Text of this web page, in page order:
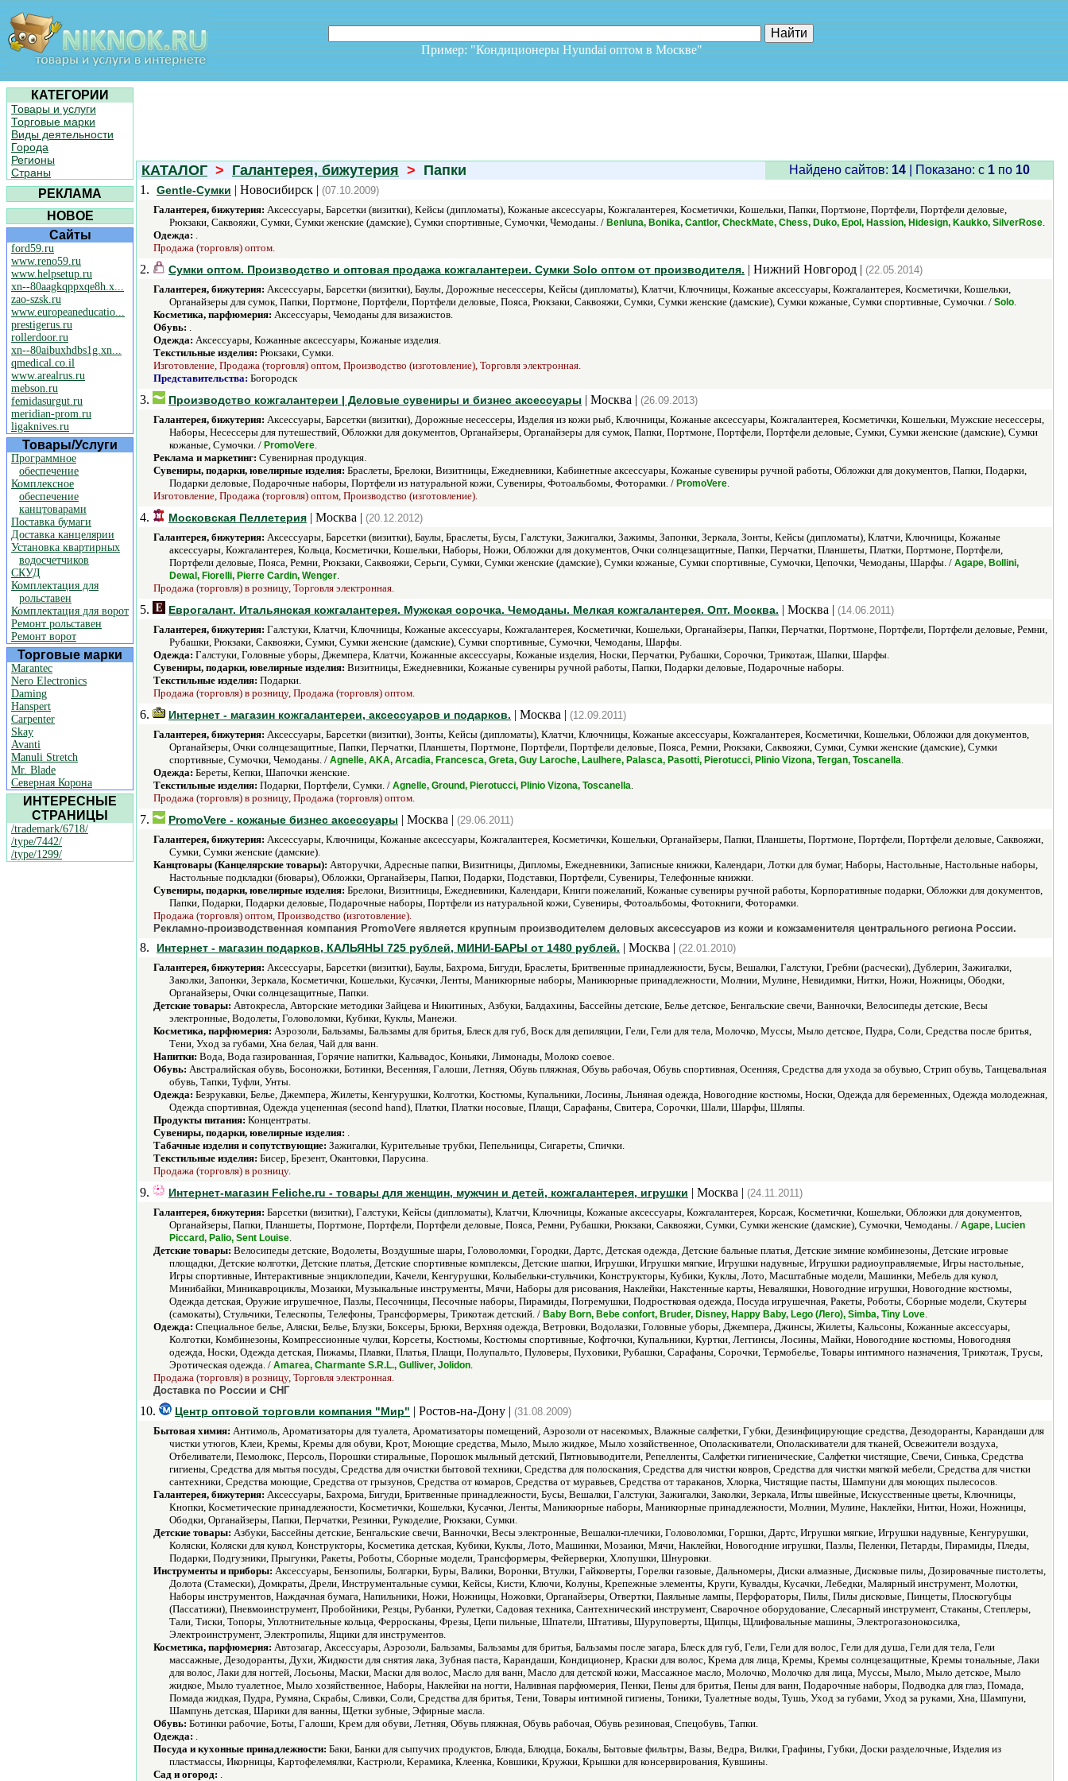
Пример: "Кондиционеры Hyundai оптом в Москве"
КАТЕГОРИИ
Товары и услуги
Торговые марки
Виды деятельности
Города
Регионы
Страны
РЕКЛАМА
НОВОЕ
Сайты
ford59.ru
www.reno59.ru
www.helpsetup.ru
xn--80aagkqppxqe8h.x...
zao-szsk.ru
www.europeaneducatio...
prestigerus.ru
rollerdoor.ru
xn--80aibuxhdbs1g.xn...
qmedical.co.il
www.arealrus.ru
mebson.ru
femidasurgut.ru
meridian-prom.ru
ligaknives.ru
Товары/Услуги
Программное
обеспечение
Комплексное
обеспечение
канцтоварами
Поставка бумаги
Доставка канцелярии
Установка квартирных
водосчетчиков
СКУД
Комплектация для
рольставен
Комплектация для ворот
Ремонт рольставен
Ремонт ворот
Торговые марки
Marantec
Nero Electronics
Daming
Hanspert
Carpenter
Skay
Avanti
Manuli Stretch
Mr. Blade
Северная Корона
ИНТЕРЕСНЫЕ
СТРАНИЦЫ
/trademark/6718/
/type/7442/
/type/1299/
КАТАЛОГ > Галантерея, бижутерия > Папки Найдено сайтов: 14| Показано: c 1по 10
1.
Gentle-Сумки | Новосибирск | (07.10.2009)
Галантерея, бижутерия: Аксессуары, Барсетки (визитки), Кейсы (дипломаты), Кожаные аксессуары, Кожгалантерея, Косметички, Кошельки, Папки, Портмоне, Портфели, Портфели деловые,
Рюкзаки, Саквояжи, Сумки, Сумки женские (дамские), Сумки спортивные, Сумочки, Чемоданы. / Benluna, Bonika, Cantlor, CheckMate, Chess, Duko, Epol, Hassion, Hidesign, Kaukko, SilverRose.
Одежда: .
Продажа (торговля) оптом.
2. Сумки оптом. Производство и оптовая продажа кожгалантереи. Сумки Solo оптом от производителя. | Нижний Новгород | (22.05.2014)
Галантерея, бижутерия: Аксессуары, Барсетки (визитки), Баулы, Дорожные несессеры, Кейсы (дипломаты), Клатчи, Ключницы, Кожаные аксессуары, Кожгалантерея, Косметички, Кошельки,
Органайзеры для сумок, Папки, Портмоне, Портфели, Портфели деловые, Пояса, Рюкзаки, Саквояжи, Сумки, Сумки женские (дамские), Сумки кожаные, Сумки спортивные, Сумочки. / Solo.
Косметика, парфюмерия: Аксессуары, Чемоданы для визажистов.
Обувь: .
Одежда: Аксессуары, Кожанные аксессуары, Кожаные изделия.
Текстильные изделия: Рюкзаки, Сумки.
Изготовление, Продажа (торговля) оптом, Производство (изготовление), Торговля электронная.
Представительства: Богородск
3. Производство кожгалантереи | Деловые сувениры и бизнес аксессуары | Москва | (26.09.2013)
Галантерея, бижутерия: Аксессуары, Барсетки (визитки), Дорожные несессеры, Изделия из кожи рыб, Ключницы, Кожаные аксессуары, Кожгалантерея, Косметички, Кошельки, Мужские несессеры,
Наборы, Несессеры для путешествий, Обложки для документов, Органайзеры, Органайзеры для сумок, Папки, Портмоне, Портфели, Портфели деловые, Сумки, Сумки женские (дамские), Сумки
кожаные, Сумочки. / PromoVere.
Реклама и маркетинг: Сувенирная продукция.
Сувениры, подарки, ювелирные изделия: Браслеты, Брелоки, Визитницы, Ежедневники, Кабинетные аксессуары, Кожаные сувениры ручной работы, Обложки для документов, Папки, Подарки,
Подарки деловые, Подарочные наборы, Портфели из натуральной кожи, Сувениры, Фотоальбомы, Фоторамки. / PromoVere.
Изготовление, Продажа (торговля) оптом, Производство (изготовление).
4. Московская Пеллетерия | Москва | (20.12.2012)
Галантерея, бижутерия: Аксессуары, Барсетки (визитки), Баулы, Браслеты, Бусы, Галстуки, Зажигалки, Зажимы, Запонки, Зеркала, Зонты, Кейсы (дипломаты), Клатчи, Ключницы, Кожаные
аксессуары, Кожгалантерея, Кольца, Косметички, Кошельки, Наборы, Ножи, Обложки для документов, Очки солнцезащитные, Папки, Перчатки, Планшеты, Платки, Портмоне, Портфели,
Портфели деловые, Пояса, Ремни, Рюкзаки, Саквояжи, Серьги, Сумки, Сумки женские (дамские), Сумки кожаные, Сумки спортивные, Сумочки, Цепочки, Чемоданы, Шарфы. / Agape, Bollini,
Dewal, Fiorelli, Pierre Cardin, Wenger.
Продажа (торговля) в розницу, Торговля электронная.
5. Еврогалант. Итальянская кожгалантерея. Мужская сорочка. Чемоданы. Мелкая кожгалантерея. Опт. Москва. | Москва | (14.06.2011)
Галантерея, бижутерия: Галстуки, Клатчи, Ключницы, Кожаные аксессуары, Кожгалантерея, Косметички, Кошельки, Органайзеры, Папки, Перчатки, Портмоне, Портфели, Портфели деловые, Ремни,
Рубашки, Рюкзаки, Саквояжи, Сумки, Сумки женские (дамские), Сумки спортивные, Сумочки, Чемоданы, Шарфы.
Одежда: Галстуки, Головные уборы, Джемпера, Клатчи, Кожанные аксессуары, Кожаные изделия, Носки, Перчатки, Рубашки, Сорочки, Трикотаж, Шапки, Шарфы.
Сувениры, подарки, ювелирные изделия: Визитницы, Ежедневники, Кожаные сувениры ручной работы, Папки, Подарки деловые, Подарочные наборы.
Текстильные изделия: Подарки.
Продажа (торговля) в розницу, Продажа (торговля) оптом.
6. Интернет - магазин кожгалантереи, аксессуаров и подарков. | Москва | (12.09.2011)
Галантерея, бижутерия: Аксессуары, Барсетки (визитки), Зонты, Кейсы (дипломаты), Клатчи, Ключницы, Кожаные аксессуары, Кожгалантерея, Косметички, Кошельки, Обложки для документов,
Органайзеры, Очки солнцезащитные, Папки, Перчатки, Планшеты, Портмоне, Портфели, Портфели деловые, Пояса, Ремни, Рюкзаки, Саквояжи, Сумки, Сумки женские (дамские), Сумки
спортивные, Сумочки, Чемоданы. / Agnelle, AKA, Arcadia, Francesca, Greta, Guy Laroche, Laulhere, Palasca, Pasotti, Pierotucci, Plinio Vizona, Tergan, Toscanella.
Одежда: Береты, Кепки, Шапочки женские.
Текстильные изделия: Подарки, Портфели, Сумки. / Agnelle, Ground, Pierotucci, Plinio Vizona, Toscanella.
Продажа (торговля) в розницу, Продажа (торговля) оптом.
7. PromoVere - кожаные бизнес аксессуары | Москва | (29.06.2011)
Галантерея, бижутерия: Аксессуары, Ключницы, Кожаные аксессуары, Кожгалантерея, Косметички, Кошельки, Органайзеры, Папки, Планшеты, Портмоне, Портфели, Портфели деловые, Саквояжи,
Сумки, Сумки женские (дамские).
Канцтовары (Канцелярские товары): Авторучки, Адресные папки, Визитницы, Дипломы, Ежедневники, Записные книжки, Календари, Лотки для бумаг, Наборы, Настольные, Настольные наборы,
Настольные подкладки (бювары), Обложки, Органайзеры, Папки, Подарки, Подставки, Портфели, Сувениры, Телефонные книжки.
Сувениры, подарки, ювелирные изделия: Брелоки, Визитницы, Ежедневники, Календари, Книги пожеланий, Кожаные сувениры ручной работы, Корпоративные подарки, Обложки для документов,
Папки, Подарки, Подарки деловые, Подарочные наборы, Портфели из натуральной кожи, Сувениры, Фотоальбомы, Фотокниги, Фоторамки.
Продажа (торговля) оптом, Производство (изготовление).
Рекламно-производственная компания PromoVere является крупным производителем деловых аксессуаров из кожи и кожзаменителя центрального региона России.
8. Интернет - магазин подарков, КАЛЬЯНЫ 725 рублей, МИНИ-БАРЫ от 1480 рублей. | Москва | (22.01.2010)
Галантерея, бижутерия: Аксессуары, Барсетки (визитки), Баулы, Бахрома, Бигуди, Браслеты, Бритвенные принадлежности, Бусы, Вешалки, Галстуки, Гребни (расчески), Дублерин, Зажигалки,
Заколки, Запонки, Зеркала, Косметички, Кошельки, Кусачки, Ленты, Маникюрные наборы, Маникюрные принадлежности, Молнии, Мулине, Невидимки, Нитки, Ножи, Ножницы, Ободки,
Органайзеры, Очки солнцезащитные, Папки.
Детские товары: Автокресла, Авторские методики Зайцева и Никитиных, Азбуки, Балдахины, Бассейны детские, Белье детское, Бенгальские свечи, Ванночки, Велосипеды детские, Весы
электронные, Водолеты, Головоломки, Кубики, Куклы, Манежи.
Косметика, парфюмерия: Аэрозоли, Бальзамы, Бальзамы для бритья, Блеск для губ, Воск для депиляции, Гели, Гели для тела, Молочко, Муссы, Мыло детское, Пудра, Соли, Средства после бритья,
Тени, Уход за губами, Хна белая, Чай для ванн.
Напитки: Вода, Вода газированная, Горячие напитки, Кальвадос, Коньяки, Лимонады, Молоко соевое.
Обувь: Австралийская обувь, Босоножки, Ботинки, Весенняя, Галоши, Летняя, Обувь пляжная, Обувь рабочая, Обувь спортивная, Осенняя, Средства для ухода за обувью, Стрип обувь, Танцевальная
обувь, Тапки, Туфли, Унты.
Одежда: Безрукавки, Белье, Джемпера, Жилеты, Кенгурушки, Колготки, Костюмы, Купальники, Лосины, Льняная одежда, Новогодние костюмы, Носки, Одежда для беременных, Одежда молодежная,
Одежда спортивная, Одежда уцененная (second hand), Платки, Платки носовые, Плащи, Сарафаны, Свитера, Сорочки, Шали, Шарфы, Шляпы.
Продукты питания: Концентраты.
Сувениры, подарки, ювелирные изделия: .
Табачные изделия и сопутствующие: Зажигалки, Курительные трубки, Пепельницы, Сигареты, Спички.
Текстильные изделия: Бисер, Брезент, Окантовки, Парусина.
Продажа (торговля) в розницу.
9. Интернет-магазин Feliche.ru - товары для женщин, мужчин и детей, кожгалантерея, игрушки | Москва | (24.11.2011)
Галантерея, бижутерия: Барсетки (визитки), Галстуки, Кейсы (дипломаты), Клатчи, Ключницы, Кожаные аксессуары, Кожгалантерея, Корсаж, Косметички, Кошельки, Обложки для документов,
Органайзеры, Папки, Планшеты, Портмоне, Портфели, Портфели деловые, Пояса, Ремни, Рубашки, Рюкзаки, Саквояжи, Сумки, Сумки женские (дамские), Сумочки, Чемоданы. / Agape, Lucien
Piccard, Palio, Sent Louise.
Детские товары: Велосипеды детские, Водолеты, Воздушные шары, Головоломки, Городки, Дартс, Детская одежда, Детские бальные платья, Детские зимние комбинезоны, Детские игровые
площадки, Детские колготки, Детские платья, Детские спортивные комплексы, Детские шапки, Игрушки, Игрушки мягкие, Игрушки надувные, Игрушки радиоуправляемые, Игры настольные,
Игры спортивные, Интерактивные энциклопедии, Качели, Кенгурушки, Колыбельки-стульчики, Конструкторы, Кубики, Куклы, Лото, Масштабные модели, Машинки, Мебель для кукол,
Минибайки, Миникавроциклы, Мозаики, Музыкальные инструменты, Мячи, Наборы для рисования, Наклейки, Накстенные карты, Неваляшки, Новогодние игрушки, Новогодние костюмы,
Одежда детская, Оружие игрушечное, Пазлы, Песочницы, Песочные наборы, Пирамиды, Погремушки, Подростковая одежда, Посуда игрушечная, Ракеты, Роботы, Сборные модели, Скутеры
(самокаты), Стульчики, Телескопы, Телефоны, Трансформеры, Трикотаж детский. / Baby Born, Bebe confort, Bruder, Disney, Happy Baby, Lego (Лего), Simba, Tiny Love.
Одежда: Cпециальное белье, Аляски, Белье, Блузки, Боксеры, Брюки, Верхняя одежда, Ветровки, Водолазки, Головные уборы, Джемпера, Джинсы, Жилеты, Кальсоны, Кожанные аксессуары,
Колготки, Комбинезоны, Компрессионные чулки, Корсеты, Костюмы, Костюмы спортивные, Кофточки, Купальники, Куртки, Леггинсы, Лосины, Майки, Новогодние костюмы, Новогодняя
одежда, Носки, Одежда детская, Пижамы, Плавки, Платья, Плащи, Полупальто, Пуловеры, Пуховики, Рубашки, Сарафаны, Сорочки, Термобелье, Товары интимного назначения, Трикотаж, Трусы,
Эротическая одежда. / Amarea, Charmante S.R.L., Gulliver, Jolidon.
Продажа (торговля) в розницу, Торговля электронная.
Доставка по России и СНГ
10. Центр оптовой торговли компания "Мир" | Ростов-на-Дону | (31.08.2009)
Бытовая химия: Антимоль, Ароматизаторы для туалета, Ароматизаторы помещений, Аэрозоли от насекомых, Влажные салфетки, Губки, Дезинфицирующие средства, Дезодоранты, Карандаши для
чистки утюгов, Клеи, Кремы, Кремы для обуви, Крот, Моющие средства, Мыло, Мыло жидкое, Мыло хозяйственное, Ополаскиватели, Ополаскиватели для тканей, Освежители воздуха,
Отбеливатели, Пемолюкс, Персоль, Порошки стиральные, Порошок мыльный детский, Пятновыводители, Репелленты, Салфетки гигиенические, Салфетки чистящие, Свечи, Синька, Средства
гигиены, Средства для мытья посуды, Средства для очистки бытовой техники, Средства для полоскания, Средства для чистки ковров, Средства для чистки мягкой мебели, Средства для чистки
сантехники, Средства моющие, Средства от грызунов, Средства от комаров, Средства от муравьев, Средства от тараканов, Хлорка, Чистящие пасты, Шампуни для моющих пылесосов.
Галантерея, бижутерия: Аксессуары, Бахрома, Бигуди, Бритвенные принадлежности, Бусы, Вешалки, Галстуки, Зажигалки, Заколки, Зеркала, Иглы швейные, Искусственные цветы, Ключницы,
Кнопки, Косметические принадлежности, Косметички, Кошельки, Кусачки, Ленты, Маникюрные наборы, Маникюрные принадлежности, Молнии, Мулине, Наклейки, Нитки, Ножи, Ножницы,
Ободки, Органайзеры, Папки, Перчатки, Резинки, Рукоделие, Рюкзаки, Сумки.
Детские товары: Азбуки, Бассейны детские, Бенгальские свечи, Ванночки, Весы электронные, Вешалки-плечики, Головоломки, Горшки, Дартс, Игрушки мягкие, Игрушки надувные, Кенгурушки,
Коляски, Коляски для кукол, Конструкторы, Косметика детская, Кубики, Куклы, Лото, Машинки, Мозаики, Мячи, Наклейки, Новогодние игрушки, Пазлы, Пеленки, Петарды, Пирамиды, Пледы,
Подарки, Подгузники, Прыгунки, Ракеты, Роботы, Сборные модели, Трансформеры, Фейерверки, Хлопушки, Шнуровки.
Инструменты и приборы: Аксессуары, Бензопилы, Болгарки, Буры, Валики, Воронки, Втулки, Гайковерты, Горелки газовые, Дальномеры, Диски алмазные, Дисковые пилы, Дозировачные пистолеты,
Долота (Стамески), Домкраты, Дрели, Инструментальные сумки, Кейсы, Кисти, Ключи, Колуны, Крепежные элементы, Круги, Кувалды, Кусачки, Лебедки, Малярный инструмент, Молотки,
Наборы инструментов, Наждачная бумага, Напильники, Ножи, Ножницы, Ножовки, Органайзеры, Отвертки, Паяльные лампы, Перфораторы, Пилы, Пилы дисковые, Пинцеты, Плоскогубцы
(Пассатижи), Пневмоинструмент, Пробойники, Резцы, Рубанки, Рулетки, Садовая техника, Сантехнический инструмент, Сварочное оборудование, Слесарный инструмент, Стаканы, Степлеры,
Тали, Тиски, Топоры, Уплотнительные кольца, Ферросканы, Фрезы, Цепи пильные, Шпатели, Штативы, Шуруповерты, Щипцы, Щлифовальные машины, Электрогазонокосилка,
Электроинструмент, Электропилы, Ящики для инструментов.
Косметика, парфюмерия: Автозагар, Аксессуары, Аэрозоли, Бальзамы, Бальзамы для бритья, Бальзамы после загара, Блеск для губ, Гели, Гели для волос, Гели для душа, Гели для тела, Гели
массажные, Дезодоранты, Духи, Жидкости для снятия лака, Зубная паста, Карандаши, Кондиционер, Краски для волос, Крема для лица, Кремы, Кремы солнцезащитные, Кремы тональные, Лаки
для волос, Лаки для ногтей, Лосьоны, Маски, Маски для волос, Масло для ванн, Масло для детской кожи, Массажное масло, Молочко, Молочко для лица, Муссы, Мыло, Мыло детское, Мыло
жидкое, Мыло туалетное, Мыло хозяйственное, Наборы, Наклейки на ногти, Наливная парфюмерия, Пенки, Пены для бритья, Пены для ванн, Подарочные наборы, Подводка для глаз, Помада,
Помада жидкая, Пудра, Румяна, Скрабы, Сливки, Соли, Средства для бритья, Тени, Товары интимной гигиены, Тоники, Туалетные воды, Тушь, Уход за губами, Уход за руками, Хна, Шампуни,
Шампунь детская, Шарики для ванны, Щетки зубные, Эфирные масла.
Обувь: Ботинки рабочие, Боты, Галоши, Крем для обуви, Летняя, Обувь пляжная, Обувь рабочая, Обувь резиновая, Спецобувь, Тапки.
Одежда: .
Посуда и кухонные принадлежности: Баки, Банки для сыпучих продуктов, Блюда, Блюдца, Бокалы, Бытовые фильтры, Вазы, Ведра, Вилки, Графины, Губки, Доски разделочные, Изделия из
пластмассы, Икорницы, Картофелемялки, Кастрюли, Керамика, Клеенка, Ковшики, Кружки, Крышки для консервирования, Кувшины.
Сад и огород: .